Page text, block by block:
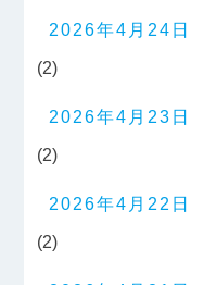
2026年4月24日
(2)
2026年4月23日
(2)
2026年4月22日
(2)